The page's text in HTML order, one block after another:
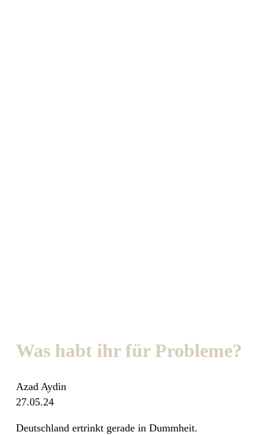
Was habt ihr für Probleme?
Azad Aydin
27.05.24
Deutschland ertrinkt gerade in Dummheit.